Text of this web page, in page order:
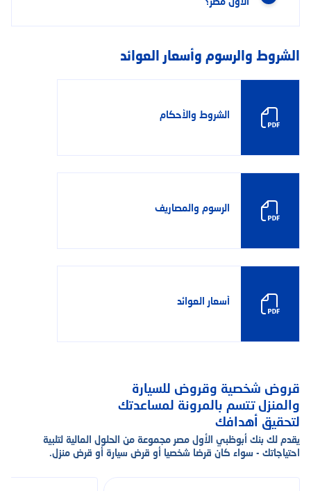
الشروط والرسوم وأسعار العوائد
الشروط والأحكام
الرسوم والمصاريف
أسعار العوائد
قروض شخصية وقروض للسيارة
والمنزل تتسم بالمرونة لمساعدتك
لتحقيق أهدافك
يقدم لك بنك أبوظبي الأول مصر مجموعة من الحلول المالية لتلبية
احتياجاتك - سواء كان قرضا شخصيا أو قرض سيارة أو قرض منزل.